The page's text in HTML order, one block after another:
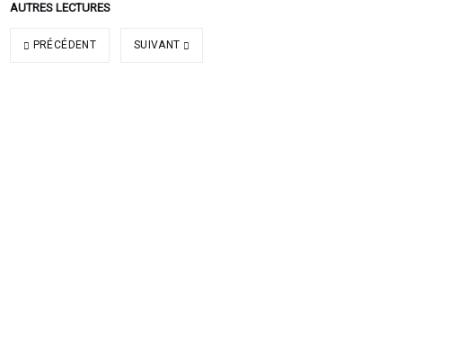
AUTRES LECTURES
PRÉCÉDENT SUIVANT